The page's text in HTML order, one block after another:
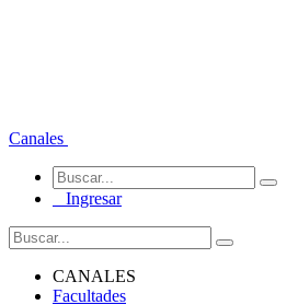
Canales
Ingresar
CANALES
Facultades